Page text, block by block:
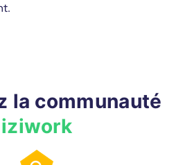
la communauté
iziwork